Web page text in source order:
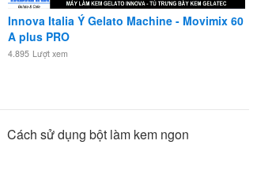
Innova Italia Ý Gelato Machine - Movimix 60
A plus PRO
4.895 Lượt xem
Cách sử dụng bột làm kem ngon